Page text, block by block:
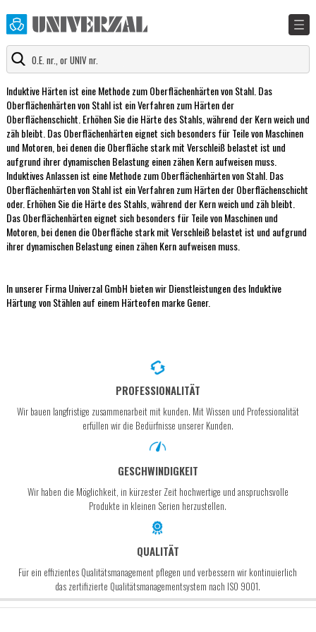
Induktive Härten ist eine Methode zum Oberflächenhärten von Stahl. Das
Oberflächenhärten von Stahl ist ein Verfahren zum Härten der
Oberflächenschicht. Erhöhen Sie die Härte des Stahls, während der Kern weich und
zäh bleibt. Das Oberflächenhärten eignet sich besonders für Teile von Maschinen
und Motoren, bei denen die Oberfläche stark mit Verschleiß belastet ist und
aufgrund ihrer dynamischen Belastung einen zähen Kern aufweisen muss.
Induktives Anlassen ist eine Methode zum Oberflächenhärten von Stahl. Das
Oberflächenhärten von Stahl ist ein Verfahren zum Härten der Oberflächenschicht
oder. Erhöhen Sie die Härte des Stahls, während der Kern weich und zäh bleibt.
Das Oberflächenhärten eignet sich besonders für Teile von Maschinen und
Motoren, bei denen die Oberfläche stark mit Verschleiß belastet ist und aufgrund
ihrer dynamischen Belastung einen zähen Kern aufweisen muss.
In unserer Firma Univerzal GmbH bieten wir Dienstleistungen des Induktive
Härtung von Stählen auf einem Härteofen marke Gener.
PROFESSIONALITÄT
Wir bauen langfristige zusammenarbeit mit kunden. Mit Wissen und Professionalität
erfüllen wir die Bedürfnisse unserer Kunden.
GESCHWINDIGKEIT
Wir haben die Möglichkeit, in kürzester Zeit hochwertige und anspruchsvolle
Produkte in kleinen Serien herzustellen.
QUALITÄT
Für ein effizientes Qualitätsmanagement pflegen und verbessern wir kontinuierlich
das zertifizierte Qualitätsmanagementsystem nach ISO 9001.